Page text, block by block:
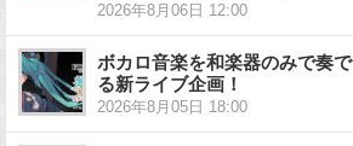
2026年8月06日 12:00
ボカロ音楽を和楽器のみで奏で
る新ライブ企画！
2026年8月05日 18:00